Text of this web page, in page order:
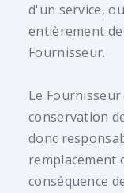
d'un service,
entièrement
Fournisseur.
Le
conservation
donc
remplacement
conséquence